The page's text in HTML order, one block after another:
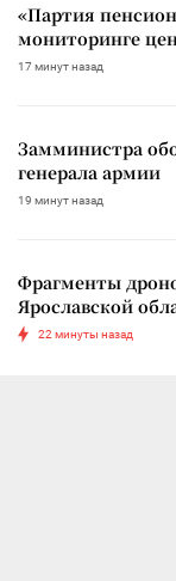
«Партия
мониторинге
17 минут назад
Замминистра
генерала армии
19 минут назад
Фрагменты
Ярославской
22 минуты назад